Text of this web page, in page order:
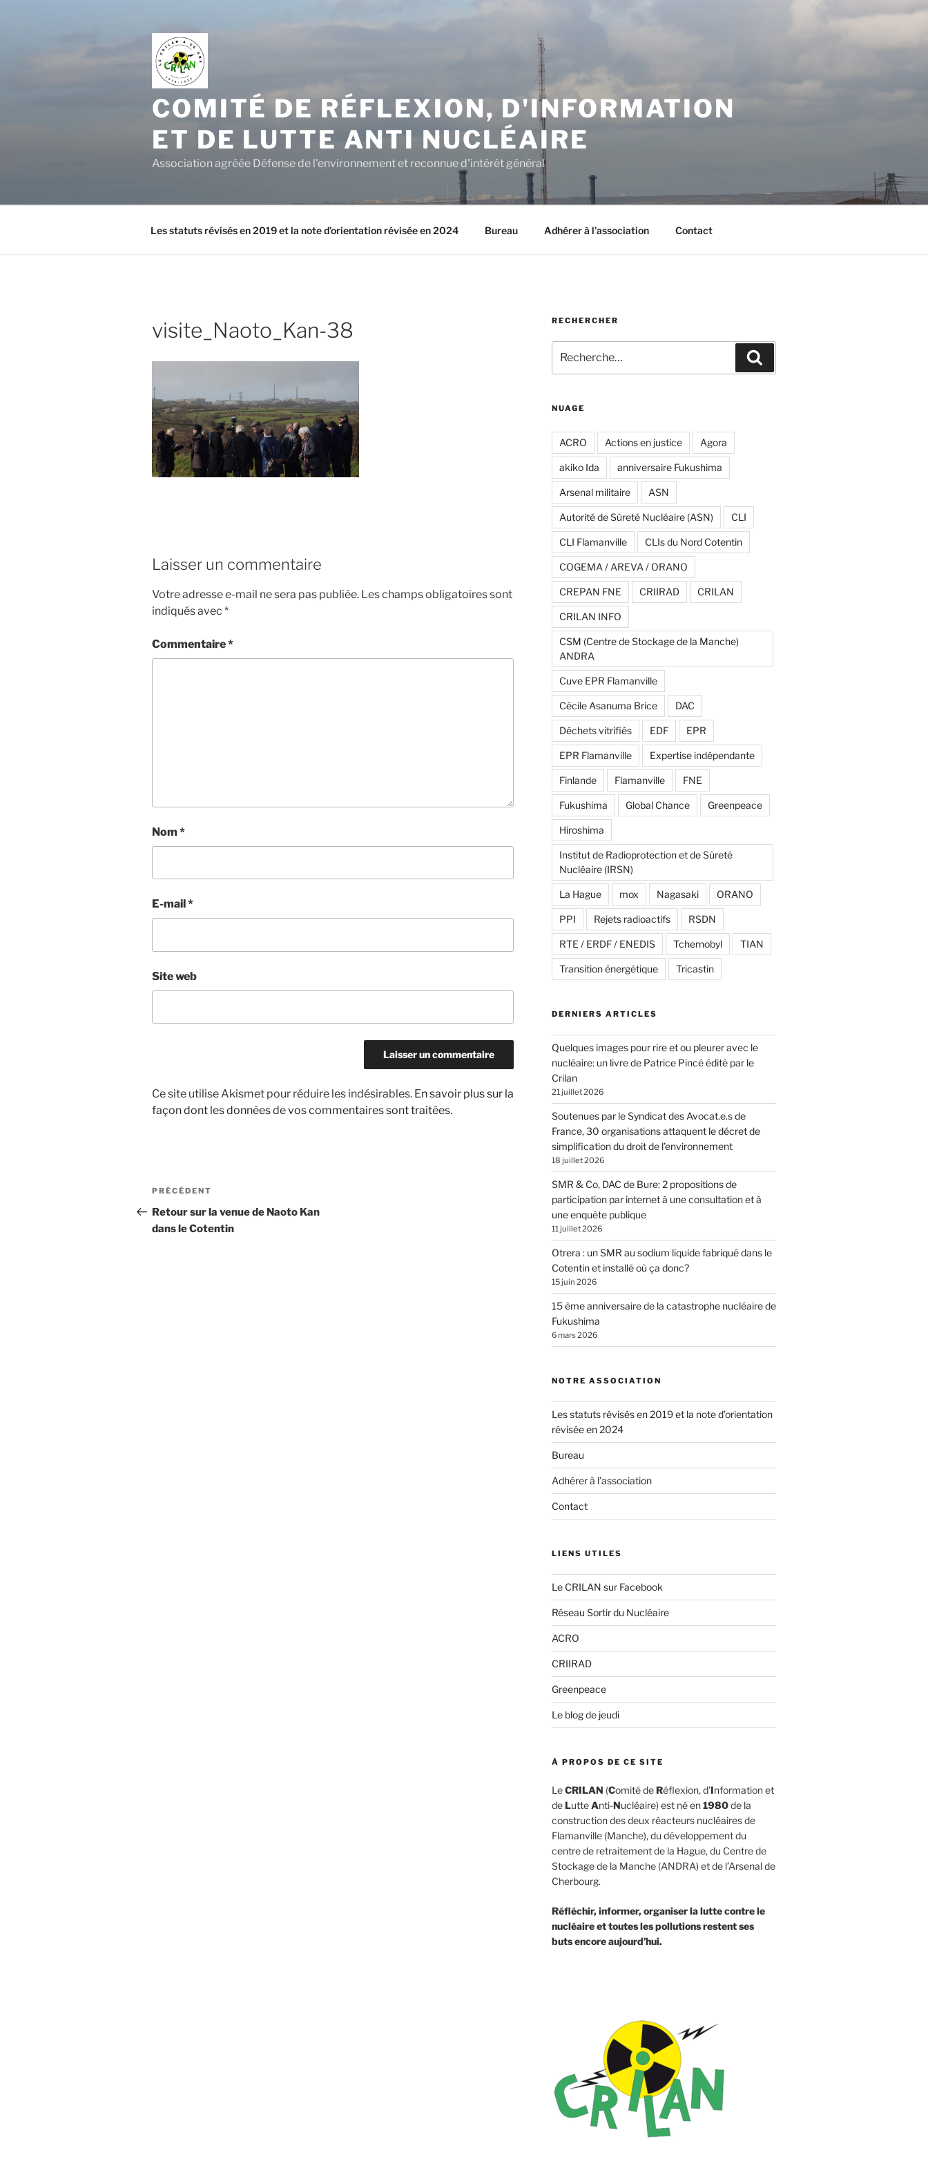
COMITÉ DE RÉFLEXION, D'INFORMATION
ET DE LUTTE ANTI NUCLÉAIRE
Association agréée Défense de l'environnement et reconnue d'intérêt général
Les statuts révisés en 2019 et la note d’orientation révisée en 2024 Bureau Adhérer à l’association Contact
visite_Naoto_Kan-38
Laisser un commentaire
Votre adresse e-mail ne sera pas publiée. Les champs obligatoires sont
indiqués avec *
Commentaire*
Nom *
E-mail *
Site web
Ce site utilise Akismet pour réduire les indésirables. En savoir plus sur la
façon dont les données de vos commentaires sont traitées.
Navigation
de
l’article
Article
précédent
PRÉCÉDENT
Retour sur la venue de Naoto Kan
dans le Cotentin
RECHERCHER
pour
:
NUAGE
ACRO Actions en justice Agora
akiko Ida anniversaire Fukushima
Arsenal militaire ASN
Autorité de Sûreté Nucléaire (ASN) CLI
CLI Flamanville CLIs du Nord Cotentin
COGEMA / AREVA / ORANO
CREPAN FNE CRIIRAD CRILAN
CRILAN INFO
CSM (Centre de Stockage de la Manche)
ANDRA
Cuve EPR Flamanville
Cécile Asanuma Brice DAC
Déchets vitrifiés EDF EPR
EPR Flamanville Expertise indépendante
Finlande Flamanville FNE
Fukushima Global Chance Greenpeace
Hiroshima
Institut de Radioprotection et de Sûreté
Nucléaire (IRSN)
La Hague mox Nagasaki ORANO
PPI Rejets radioactifs RSDN
RTE / ERDF / ENEDIS Tchernobyl TIAN
Transition énergétique Tricastin
DERNIERS ARTICLES
Quelques images pour rire et ou pleurer avec le
nucléaire: un livre de Patrice Pincé édité par le
Crilan
21 juillet 2026
Soutenues par le Syndicat des Avocat.e.s de
France, 30 organisations attaquent le décret de
simplification du droit de l’environnement
18 juillet 2026
SMR & Co, DAC de Bure: 2 propositions de
participation par internet à une consultation et à
une enquête publique
11 juillet 2026
Otrera : un SMR au sodium liquide fabriqué dans le
Cotentin et installé où ça donc?
15 juin 2026
15 ème anniversaire de la catastrophe nucléaire de
Fukushima
6 mars 2026
NOTRE ASSOCIATION
Les statuts révisés en 2019 et la note d’orientation
révisée en 2024
Bureau
Adhérer à l’association
Contact
LIENS UTILES
Le CRILAN sur Facebook
Réseau Sortir du Nucléaire
ACRO
CRIIRAD
Greenpeace
Le blog de jeudi
À PROPOS DE CE SITE
LeCRILAN (Comité deRéflexion, d’Information et
deLutteAnti-Nucléaire) est né en1980de la
construction des deux réacteurs nucléaires de
Flamanville (Manche), du développement du
centre de retraitement de la Hague, du Centre de
Stockage de la Manche (ANDRA) et de l’Arsenal de
Cherbourg.
Réfléchir, informer, organiser la lutte contre le
nucléaire et toutes les pollutions restent ses
buts encore aujourd’hui.